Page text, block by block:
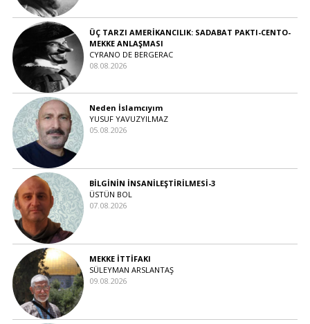
ÜÇ TARZI AMERİKANCILIK: SADABAT PAKTI-CENTO-
MEKKE ANLAŞMASI
CYRANO DE BERGERAC
08.08.2026
Neden İslamcıyım
YUSUF YAVUZYILMAZ
05.08.2026
BİLGİNİN İNSANİLEŞTİRİLMESİ-3
ÜSTÜN BOL
07.08.2026
MEKKE İTTİFAKI
SÜLEYMAN ARSLANTAŞ
09.08.2026